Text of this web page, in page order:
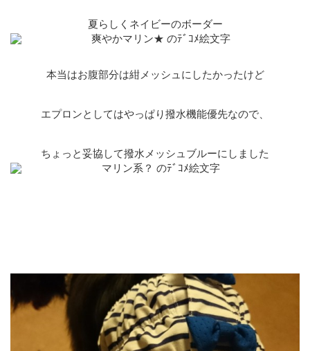
夏らしくネイビーのボーダー
本当はお腹部分は紺メッシュにしたかったけど
エプロンとしてはやっぱり撥水機能優先なので、
ちょっと妥協して撥水メッシュブルーにしました